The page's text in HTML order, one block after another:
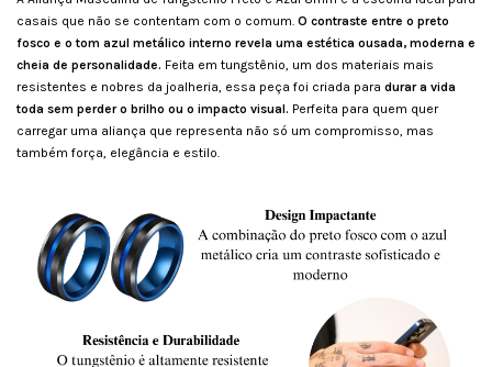
casais que não se contentam com o comum. O contraste entre o preto
fosco e o tom azul metálico interno revela uma estética ousada, moderna e
cheia de personalidade. Feita em tungstênio, um dos materiais mais
resistentes e nobres da joalheria, essa peça foi criada para durar a vida
toda sem perder o brilho ou o impacto visual. Perfeita para quem quer
carregar uma aliança que representa não só um compromisso, mas
também força, elegância e estilo.